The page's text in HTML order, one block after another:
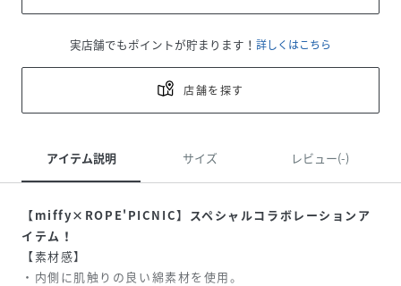
実店舗でもポイントが貯まります！ 詳しくはこちら
店舗を探す
アイテム説明 サイズ レビュー(-)
【miffy×ROPE'PICNIC】スペシャルコラボレーションア
イテム！
【素材感】
・内側に肌触りの良い綿素材を使用。